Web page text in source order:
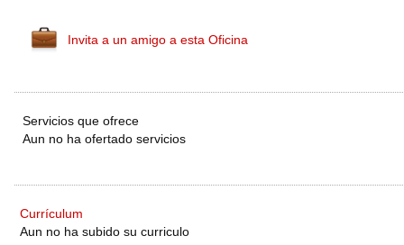
Invita a un amigo a esta Oficina
Servicios que ofrece
Aun no ha ofertado servicios
Currículum
Aun no ha subido su curriculo